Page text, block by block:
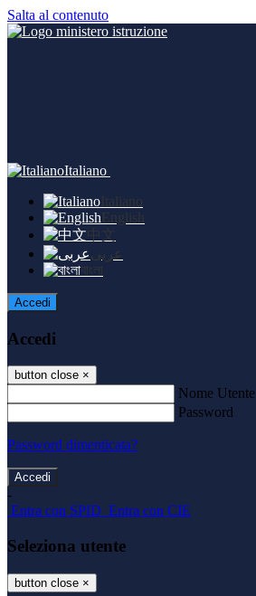
Salta al contenuto
Italiano
Italiano
English
中文
عربى
বাংলা
Accedi
Accedi
button close ×
Nome Utente
Password
Password dimenticata?
-
Entra con SPID Entra con CIE
Seleziona utente
button close ×